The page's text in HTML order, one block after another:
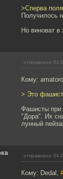
>Сперва
Получилось
Но виноват в
отправлено
Кому:
> Это
Фашисты при
"Дора". Их
лунный
отправлено
Кому: Dedal,